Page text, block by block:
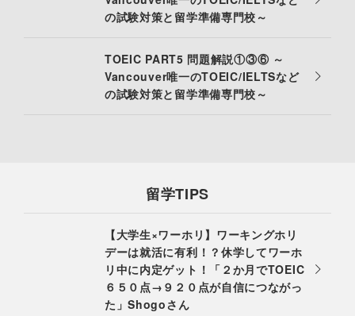
の試験対策と留学準備専門校～
TOEIC PART5 問題解説①③⑥ ～
Vancouver唯一のTOEIC/IELTSなど
の試験対策と留学準備専門校～
留学TIPS
【大学生×ワーホリ】ワーキングホリ
デーは就活に有利！？休学してワーホ
リ中に内定ゲット！「２か月でTOEIC
６５０点→９２０点が自信につながっ
た」Shogoさん